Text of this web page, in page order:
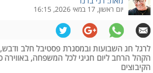
יום ראשון, 17 במאי 2026, 16:15
לרגל חג השבועות ובמסגרת פסטיבל חלב ודבש,
הקהל הרחב ליום חגיגי לכל המשפחה, באווירה
הקיבוצים